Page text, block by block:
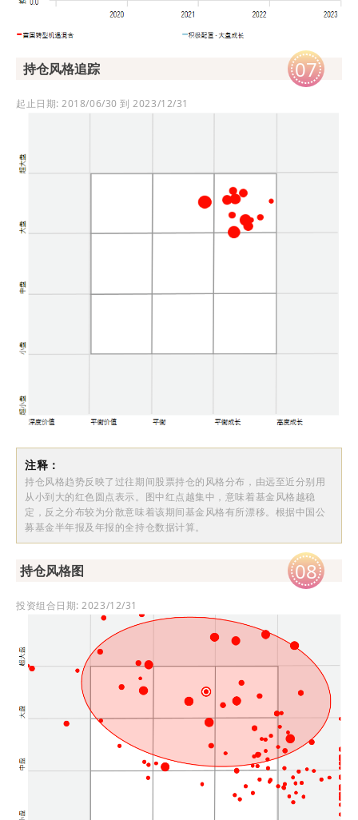
持仓风格追踪 07
起止日期: 2018/06/30 到 2023/12/31
注释：
持仓风格趋势反映了过往期间股票持仓的风格分布，由远至近分别用
从小到大的红色圆点表示。图中红点越集中，意味着基金风格越稳
定，反之分布较为分散意味着该期间基金风格有所漂移。根据中国公
募基金半年报及年报的全持仓数据计算。
持仓风格图 08
投资组合日期: 2023/12/31